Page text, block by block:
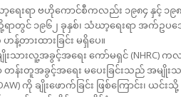
းရာ ဗဟိုကောင်စီကလည်း ၁၉၈၄ နှင့် ၁၉၈၇
တွင် ၁၉၆၂ ခုနှစ်၊ သံဃာ့ရေးရာ အက်ဥပဒေ
တားထားခြင်း မရှိပေ။
သားလူ့အခွင့်အရေး ကော်မရှင် (NHRC) က
န်းတူအခွင့်အရေး မပေးခြင်းသည် အမျိုးသ
ကို ချိုးဖောက်ခြင်း ဖြစ်ကြောင်